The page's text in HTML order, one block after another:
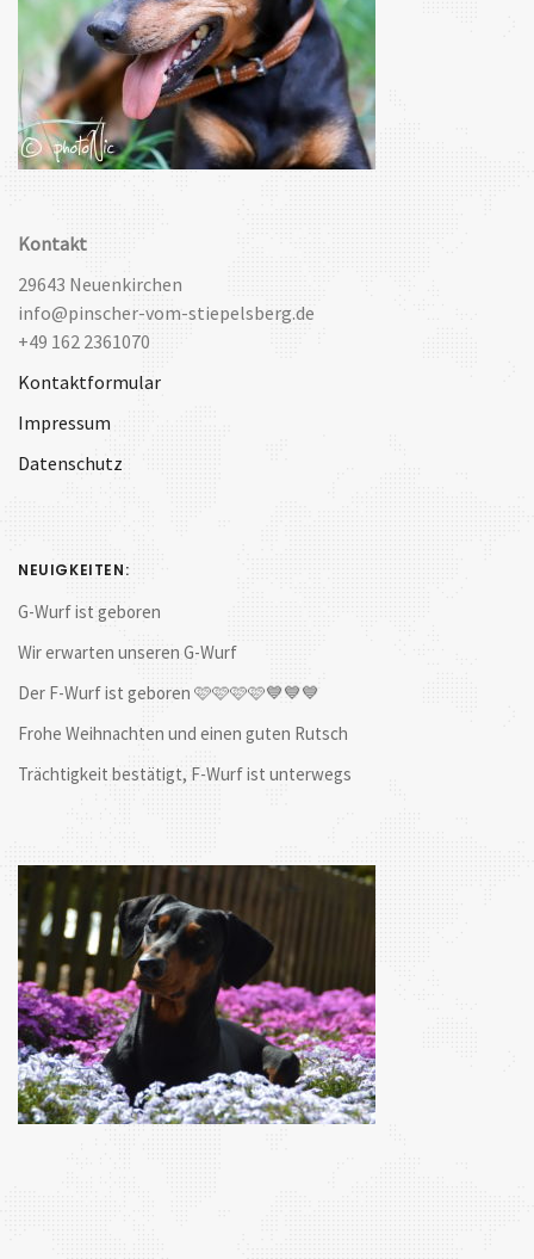
Kontakt
29643 Neuenkirchen
info@pinscher-vom-stiepelsberg.de
+49 162 2361070
Kontaktformular
Impressum
Datenschutz
NEUIGKEITEN:
G-Wurf ist geboren
Wir erwarten unseren G-Wurf
Der F-Wurf ist geboren 🩷🩷🩷🩷💙💙💙
Frohe Weihnachten und einen guten Rutsch
Trächtigkeit bestätigt, F-Wurf ist unterwegs